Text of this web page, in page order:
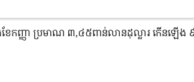
ខែកញ្ញា ប្រមាណ ៣,៤៥ពាន់លានដុល្លារ កើនឡើង